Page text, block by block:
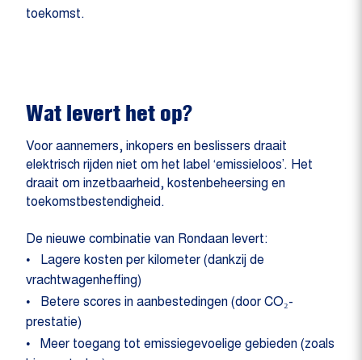
toekomst.
Wat levert het op?
Voor aannemers, inkopers en beslissers draait
elektrisch rijden niet om het label ‘emissieloos’. Het
draait om inzetbaarheid, kostenbeheersing en
toekomstbestendigheid.
De nieuwe combinatie van Rondaan levert:
Lagere kosten per kilometer (dankzij de
vrachtwagenheffing)
Betere scores in aanbestedingen (door CO₂-
prestatie)
Meer toegang tot emissiegevoelige gebieden (zoals